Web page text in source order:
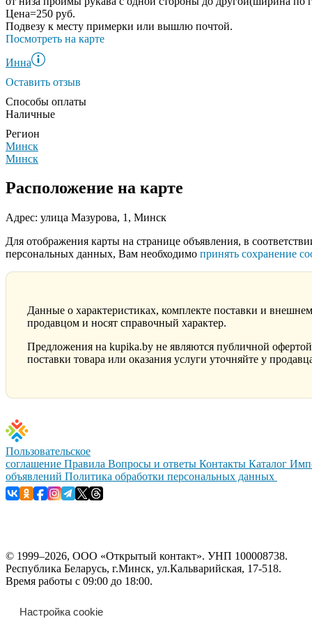
Цена=250 руб.
Подвезу к месту примерки или вышлю почтой.
Посмотреть на карте
Инна
Оставить отзыв
Способы оплаты
Наличные
Регион
Минск
Минск
Расположение на карте
Адрес: улица Мазурова, 1, Минск
Для отображения карты на странице объявления, в
персональных данных, Вам необходимо принять сохранение
Данные о характеристиках, комплекте поставки и
продавцом и носят справочный характер.
Предложения на kupika.by не являются публичной
поставки товара или оказания услуги уточняйте у
Пользовательское
соглашение Правила Вопросы и ответы Контакты Каталог
объявлений Политика обработки персональных данных
© 1999–2026, ООО «Открытый контакт». УНП 100008738.
Республика Беларусь, г.Минск, ул.Кальварийская, 17-518.
Время работы с 09:00 до 18:00.
Настройка cookie